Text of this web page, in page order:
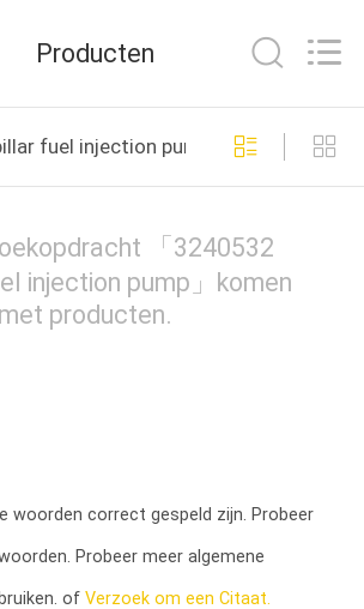
Producten
fuel injection pump online fabricage
「3240532
injection pump」komen
producten.
woorden correct gespeld zijn. Probeer
Probeer meer algemene
of Verzoek om een Citaat.